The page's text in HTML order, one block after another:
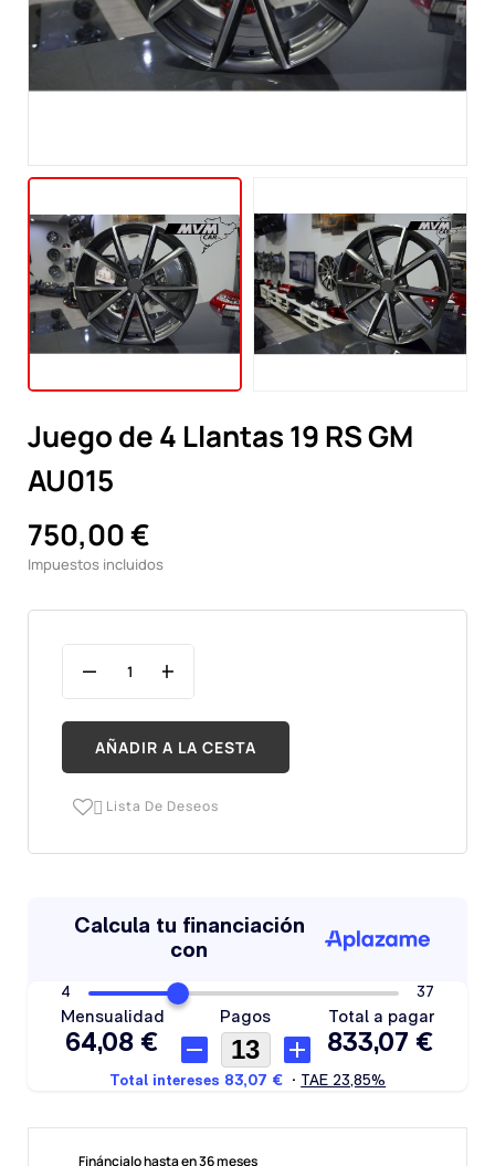
Juego de 4 Llantas 19 RS GM
AU015
750,00 €
Impuestos incluidos
AÑADIR A LA CESTA
 Lista De Deseos
Fináncialo hasta en 36 meses